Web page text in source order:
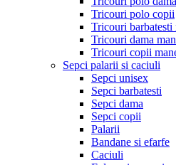
Tricouri polo copii
Tricouri barbatesti
Tricouri dama
Tricouri copii
Sepci palarii si caciuli
Sepci unisex
Sepci barbatesti
Sepci dama
Sepci copii
Palarii
Bandane si efarfe
Caciuli